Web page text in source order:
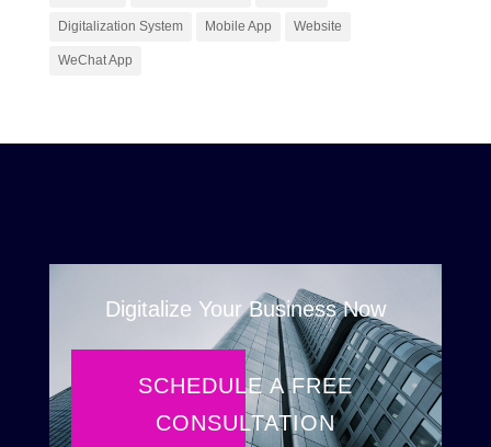
Digitalization System Mobile App Website
WeChat App
Digitalize Your Business Now
SCHEDULE A FREE
CONSULTATION